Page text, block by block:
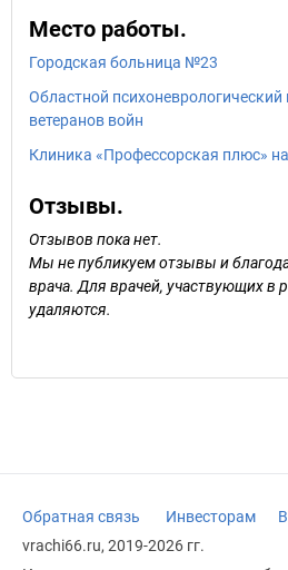
Место работы.
Городская больница №23
Областной психоневрологический
ветеранов войн
Клиника «Профессорская плюс»
Отзывы.
Отзывов пока нет.
Мы не публикуем отзывы и
врача. Для врачей, участвующих в
удаляются.
Обратная связь Инвесторам
vrachi66.ru, 2019-2026 гг.